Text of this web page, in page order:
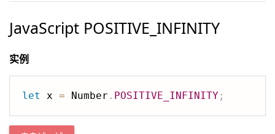
JavaScript POSITIVE_INFINITY
实例
let x = Number . POSITIVE_INFINITY ;